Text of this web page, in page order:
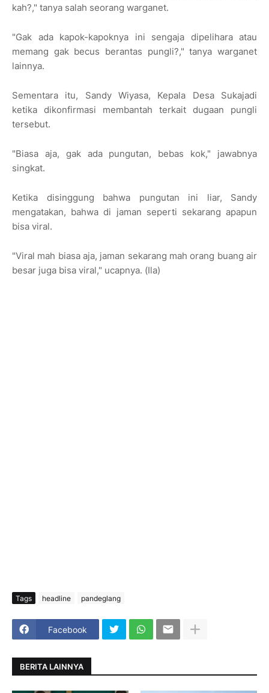
kah?," tanya salah seorang warganet.
"Gak ada kapok-kapoknya ini sengaja dipelihara atau
memang gak becus berantas pungli?," tanya warganet
lainnya.
Sementara itu, Sandy Wiyasa, Kepala Desa Sukajadi
ketika dikonfirmasi membantah terkait dugaan pungli
tersebut.
"Biasa aja, gak ada pungutan, bebas kok," jawabnya
singkat.
Ketika disinggung bahwa pungutan ini liar, Sandy
mengatakan, bahwa di jaman seperti sekarang apapun
bisa viral.
"Viral mah biasa aja, jaman sekarang mah orang buang air
besar juga bisa viral," ucapnya. (Ila)
Tags headline pandeglang
Facebook
BERITA LAINNYA